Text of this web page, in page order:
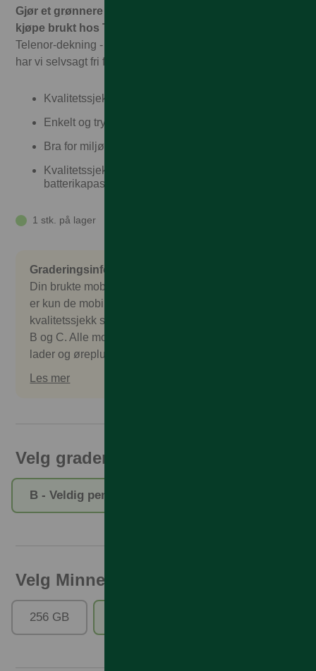
Gjør et grønnere valg og spar penger. Det er trygt å
kjøpe brukt hos Talkmore!
Telenor-dekning - til Talkmorepriser, ingen binding, og vi
har vi selvsagt fri frakt og rask levering
Kvalitetssjekket
Enkelt og trygt
Bra for miljøet
Kvalitetssjekket, garantert over 80%
batterikapasitet
1 stk. på lager
Graderingsinformasjon
Din brukte mobil er nøye sjekket og kontrollert. Det
er kun de mobilene som består en omfattende
kvalitetssjekk som godkjennes. Vi selger gradering
B og C. Alle mobilene kommer uten salgspakke,
lader og øreplugger. Tilbehør kan kjøpes separat.
Les mer
Velg gradering
B - Veldig pent brukt
Velg Minne
256 GB